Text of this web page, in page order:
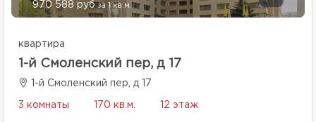
970 588 руб за 1 кв.м.
квартира
1-й Смоленский пер, д 17
1-й Смоленский пер, д 17
3 комнаты 170 кв.м. 12 этаж